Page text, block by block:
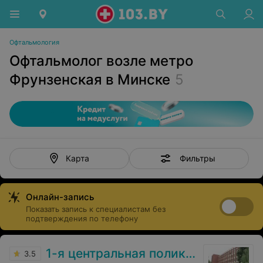
Офтальмология
Офтальмолог возле метро
Фрунзенская в Минске 5
Карта Фильтры
Онлайн-запись
Показать запись к специалистам без
подтверждения по телефону
3.5 1-я центральная поликлиника